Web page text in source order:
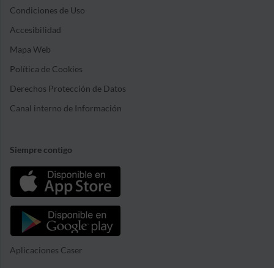
Condiciones de Uso
Accesibilidad
Mapa Web
Política de Cookies
Derechos Protección de Datos
Canal interno de Información
Siempre contigo
Aplicaciones Caser